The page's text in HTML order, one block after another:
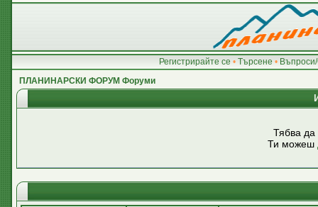
Регистрирайте се • Търсене •
ПЛАНИНАРСКИ ФОРУМ Форуми
Тябва
Ти можеш